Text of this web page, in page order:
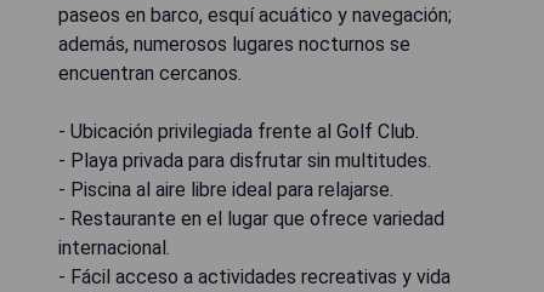
paseos en barco, esquí acuático y navegación;
además, numerosos lugares nocturnos se
encuentran cercanos.
- Ubicación privilegiada frente al Golf Club.
- Playa privada para disfrutar sin multitudes.
- Piscina al aire libre ideal para relajarse.
- Restaurante en el lugar que ofrece variedad
internacional.
- Fácil acceso a actividades recreativas y vida